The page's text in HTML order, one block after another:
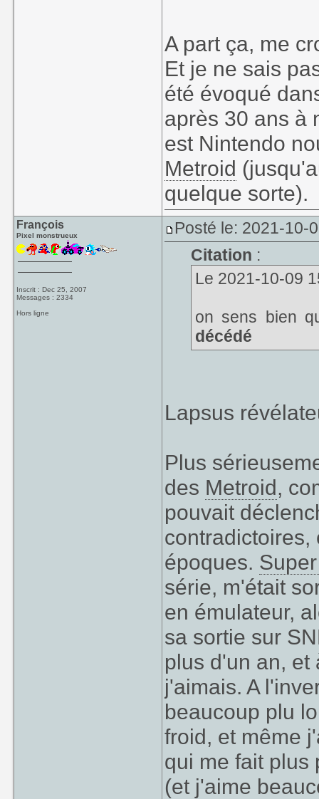
A part ça, me
Et je ne sais
été évoqué
après 30 ans à
est Nintendo
Metroid
quelque sorte).
François
Pixel monstrueux
Inscrit : Dec 25, 2007
Messages : 2334
Hors ligne
Posté le: 2021-10-
Citation :
Le 2021-10-09
on sens bien
décédé
Lapsus
Plus
des Metroid,
pouvait
contradictoires,
époques.
série, m'était
en émulateur,
sa sortie sur
plus d'un an, et
j'aimais. A
beaucoup plu
froid, et même
qui me fait
(et j'aime